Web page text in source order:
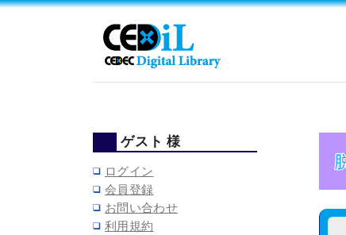
ゲスト 様
ログイン
会員登録
お問い合わせ
利用規約